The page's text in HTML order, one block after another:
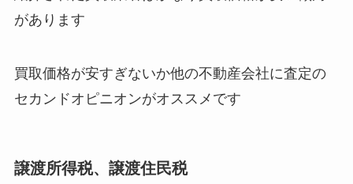
があります
買取価格が安すぎないか他の不動産会社に査定の
セカンドオピニオンがオススメです
譲渡所得税、譲渡住民税